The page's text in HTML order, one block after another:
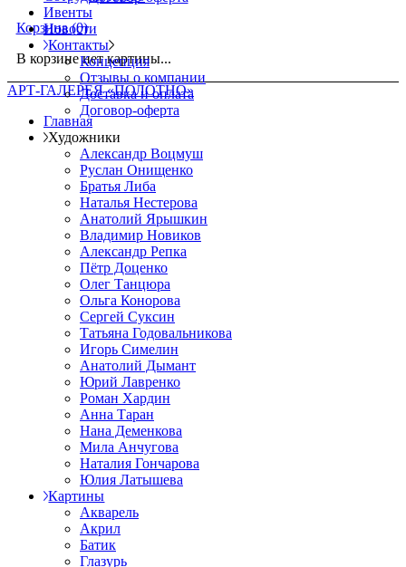
Корзина (0)
В корзине нет картины...
АРТ-ГАЛЕРЕЯ «ПОЛОТНО»
Главная
Художники
Александр Воцмуш
Руслан Онищенко
Братья Либа
Наталья Нестерова
Анатолий Ярышкин
Владимир Новиков
Александр Репка
Пётр Доценко
Олег Танцюра
Ольга Конорова
Сергей Суксин
Татьяна Годовальникова
Игорь Симелин
Анатолий Дымант
Юрий Лавренко
Роман Хардин
Анна Таран
Нана Деменкова
Мила Анчугова
Наталия Гончарова
Юлия Латышева
Картины
Акварель
Акрил
Батик
Глазурь
Ивенты
Новости
Контакты
Концепция
Отзывы о компании
Доставка и оплата
Договор-оферта